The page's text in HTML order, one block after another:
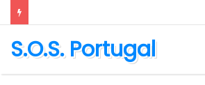
S.O.S. Portugal